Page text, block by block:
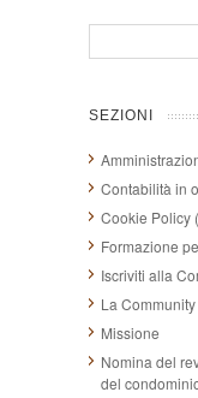
SEZIONI
Contabilità in
Cookie Policy
Formazione
Iscriviti alla
La
Missione
Nomina del
del